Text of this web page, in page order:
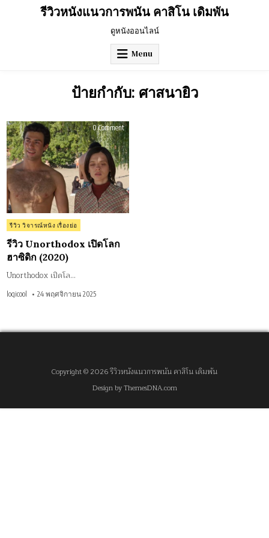
รีวิวหนังแนวการพนัน คาสิโน เดิมพัน
ดูหนังออนไลน์
Menu
ป้ายกำกับ: ศาสนายิว
0 Commenton
รีวิว
Unorthodox
เปิด
โลก
ฮา
ซิ
ดิก
Posted
in
รีวิว วิจารณ์หนัง เรื่องย่อ
รีวิว Unorthodox เปิดโลก
ฮาซิดิก (2020)
Unorthodox เปิดโล…
logicool 24 พฤศจิกายน 2025
Copyright © 2026 รีวิวหนังแนวการพนัน คาสิโน เดิมพัน
Design by ThemesDNA.com